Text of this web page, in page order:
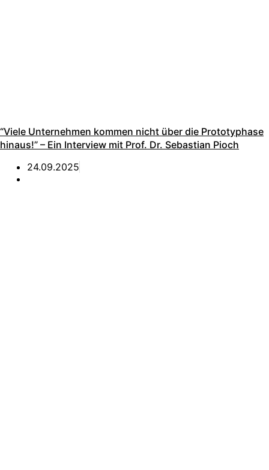
“Viele Unternehmen kommen nicht über die Prototyphase
hinaus!” – Ein Interview mit Prof. Dr. Sebastian Pioch
24.09.2025